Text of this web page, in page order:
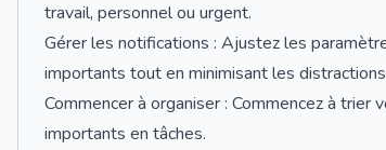
travail, personnel ou urgent.
Gérer les notifications : Ajustez les
importants tout en minimisant les
Commencer à organiser : Commencez à
importants en tâches.